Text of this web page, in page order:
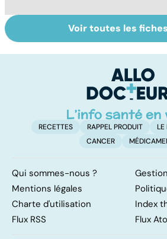
Femmes :
comment
Bien
Voir toutes les
RECETTES RAPPEL PRODUIT
LE
CANCER
Qui sommes-nous ?
Mentions légales
Charte d'utilisation
Index
Flux RSS
Flux